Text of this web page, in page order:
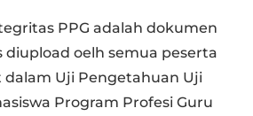
PPG adalah dokumen
diupload oelh semua peserta
Uji Pengetahuan Uji
Program Profesi Guru